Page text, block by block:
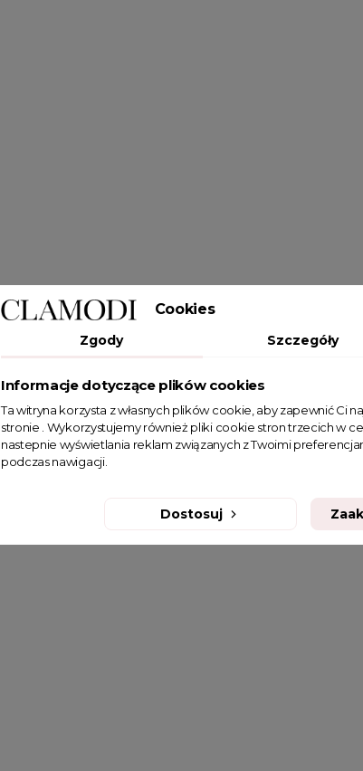
Cookies
Zgody Szczegóły
Informacje dotyczące plików cookies
Ta witryna korzysta z własnych plików cookie, aby zapewnić Ci
stronie . Wykorzystujemy również pliki cookie stron trzecich w
nastepnie wyświetlania reklam związanych z Twoimi
podczas nawigacji.
Dostosuj